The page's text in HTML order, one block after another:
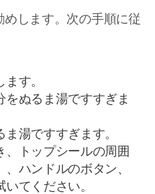
します。次の手順に従
す。
ぬるま湯ですすぎま
湯ですすぎます。
トップシールの周囲
、ハンドルのボタン、
てください。